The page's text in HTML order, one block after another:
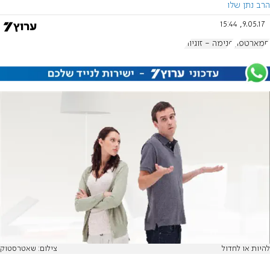
הרב נתן שלו
9.05.17, 15:44
סמארטפון פנימה - זוגיות
להיות או לחדול צילום: שאטרסטוק